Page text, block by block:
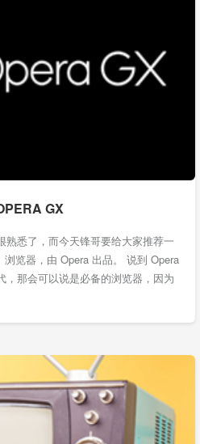
GX
熟悉了，而今天锋哥要给大家推荐一
览器，由 Opera 出品。 说到 Opera
，那会可以说是必备的浏览器，因为